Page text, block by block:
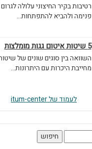
רטיבות בקיר החיצוני עלולה
פנימה ולהביא להתפתחות...
5 שיטות איטום גגות מומלצות
השוואה בין סוגים שונים של
מחייבת היכרות עם היתרונות...
לעמוד של itum-center